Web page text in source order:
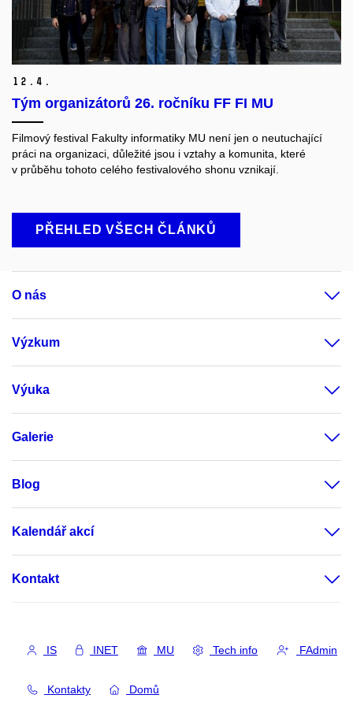
12. 4.
Tým organizátorů 26. ročníku FF FI MU
Filmový festival Fakulty informatiky MU není jen o neutuchající
práci na organizaci, důležité jsou i vztahy a komunita, které
v průběhu tohoto celého festivalového shonu vznikají.
PŘEHLED VŠECH ČLÁNKŮ
O nás
Výzkum
Výuka
Galerie
Blog
Kalendář akcí
Kontakt
IS INET MU Tech info FAdmin
Kontakty Domů